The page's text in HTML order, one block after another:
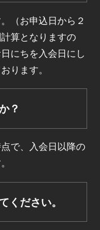
（お申込日から２
算となりますの
にちを入会日にし
ります。
？
で、入会日以降の
ください。